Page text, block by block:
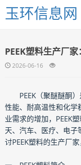
玉环信息网
PEEK塑料生产厂
2026-06-16
PEEK（聚醚醚酮
性能、耐高温性和化学
业需求的增加，PEEK
天、汽车、医疗、电子
讨PEEK塑料的生产厂